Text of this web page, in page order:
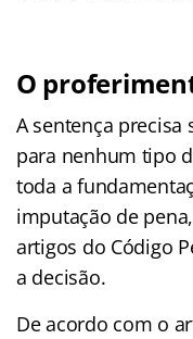
O
A sentença precisa
para nenhum tipo
toda a
imputação de
artigos do Código
a decisão.
De acordo com o